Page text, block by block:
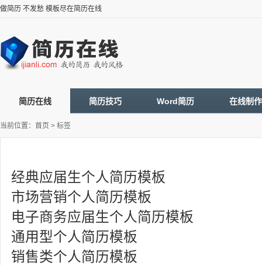
做简历 不发愁 模板尽在简历在线
简历在线 简历技巧 Word简历 在线制作
当前位置： 首页 > 标签
经典应届生个人简历模板
市场营销个人简历模板
电子商务应届生个人简历模板
通用型个人简历模板
销售类个人简历模板